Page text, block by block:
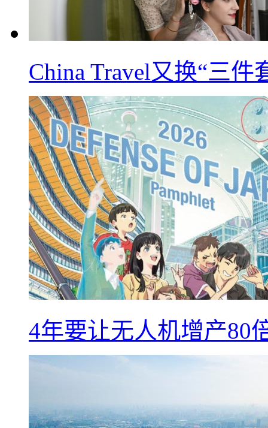
China Travel又换“三
4年要让无人机增产80